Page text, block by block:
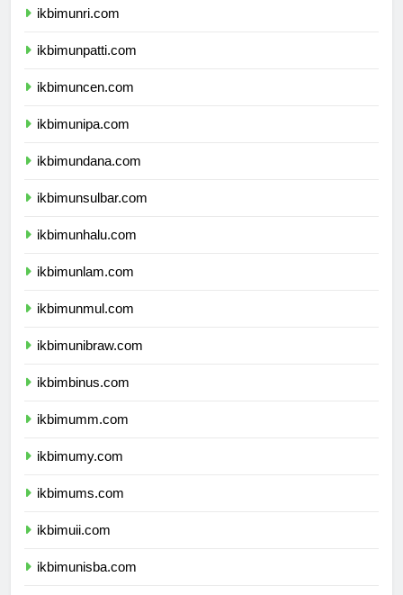
ikbimunri.com
ikbimunpatti.com
ikbimuncen.com
ikbimunipa.com
ikbimundana.com
ikbimunsulbar.com
ikbimunhalu.com
ikbimunlam.com
ikbimunmul.com
ikbimunibraw.com
ikbimbinus.com
ikbimumm.com
ikbimumy.com
ikbimums.com
ikbimuii.com
ikbimunisba.com